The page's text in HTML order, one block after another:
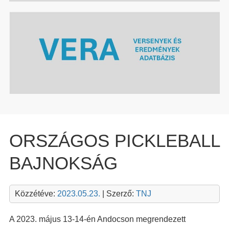
ORSZÁGOS PICKLEBALL
BAJNOKSÁG
Közzétéve: 2023.05.23. | Szerző: TNJ
A 2023. május 13-14-én Andocson megrendezett